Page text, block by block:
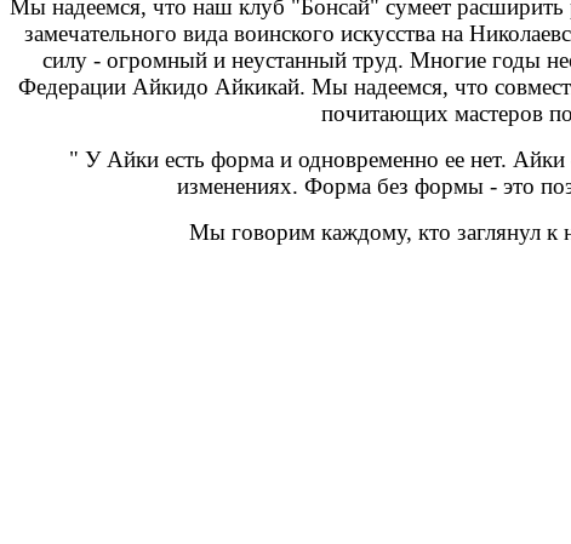
Мы надеемся, что наш клуб "Бонсай" сумеет
замечательного вида воинского искусства на
силу - огромный и неустанный труд. Многие годы
Федерации Айкидо Айкикай. Мы надеемся, что
почитающих мастеров
" УАйки есть форма и одновременно ее нет. Айки
изменениях. Форма без формы - это
Мы говорим каждому, кто заглянул